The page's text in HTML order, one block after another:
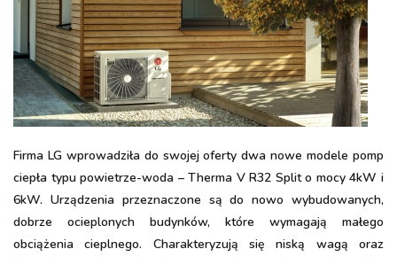
Firma LG wprowadziła do swojej oferty dwa nowe modele pomp
ciepła typu powietrze-woda – Therma V R32 Split o mocy 4kW i
6kW. Urządzenia przeznaczone są do nowo wybudowanych,
dobrze ocieplonych budynków, które wymagają małego
obciążenia cieplnego. Charakteryzują się niską wagą oraz